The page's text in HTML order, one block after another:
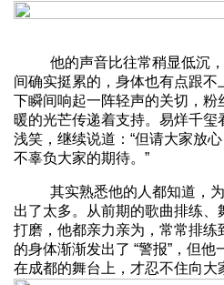
他的声音比往常稍显低沉，
间确实挺累的，身体也有点跟不
下瞬间响起一阵轻声的关切，粉
暖的光芒传递着支持。易烊千玺
浅笑，继续说道：“但请大家放
不辜负大家的期待。”
其实熟悉他的人都知道，为
出了太多。从前期的歌曲排练
打磨，他都亲力亲为，常常排
的身体渐渐发出了 “警报”，但
在成都的舞台上，才忍不住向大